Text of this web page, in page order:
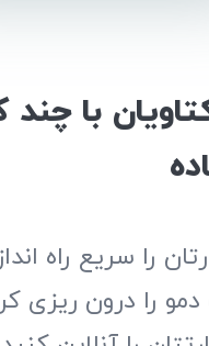
با چند
را سریع راه
را درون ریزی